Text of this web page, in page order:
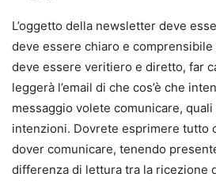
L’oggetto della newsletter deve
deve essere chiaro e
deve essere veritiero e diretto, far
leggerà l’email di che cos’è che
messaggio volete comunicare,
intenzioni. Dovrete esprimere tutto
dover comunicare, tenendo
differenza di lettura tra la ricezione